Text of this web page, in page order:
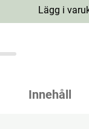
Lägg i
Innehåll